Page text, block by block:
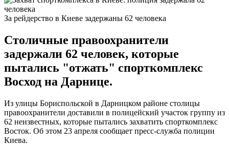
За рейдерство в Киеве задержаны 62 человека
Столичные правоохранители
задержали 62 человек, которые
пытались "отжать" спорткомплекс
Восход на Дарнице.
Из улицы Бориспольской в ​​Дарницком районе столицы
правоохранители доставили в полицейский участок группу из
62 неизвестных, которые пытались захватить спорткомплекс
Восток. Об этом 23 апреля сообщает пресс-служба полиции
Киева.